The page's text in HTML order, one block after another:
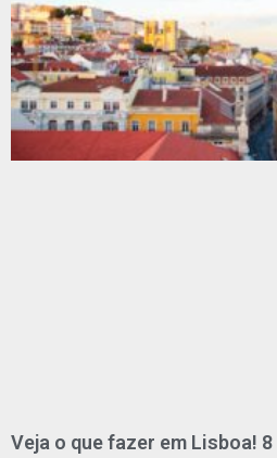
Veja o que fazer em Lisboa!